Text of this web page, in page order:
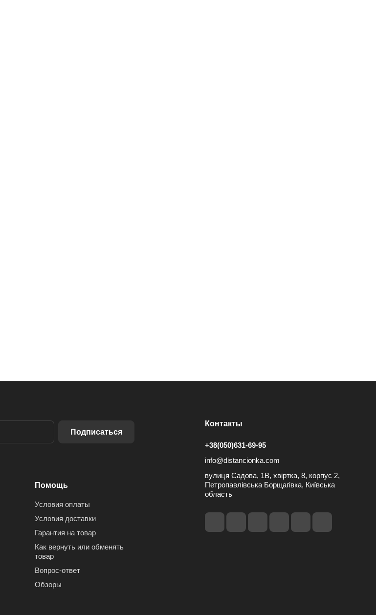
Подписаться
Помощь
Условия оплаты
Условия доставки
Гарантия на товар
Как вернуть или обменять
товар
Вопрос-ответ
Обзоры
Контакты
+38(050)631-69-95
info@distancionka.com
вулиця Садова, 1В, хвіртка, 8, корпус 2,
Петропавлівська Борщагівка, Київська
область